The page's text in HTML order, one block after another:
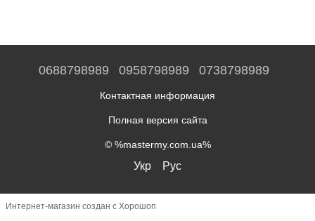
0688798989 0958798989 0738798989
Контактная информация
Полная версия сайта
© %mastermy.com.ua%
Укр Рус
Интернет-магазин создан с Хорошоп